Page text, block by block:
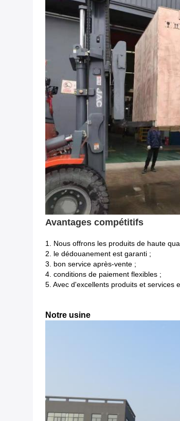
Avantages compétitifs
1. Nous offrons les produits de haute
2. le dédouanement est garanti ;
3. bon service après-vente ;
4. conditions de paiement flexibles ;
5. Avec d'excellents produits et services
Notre usine